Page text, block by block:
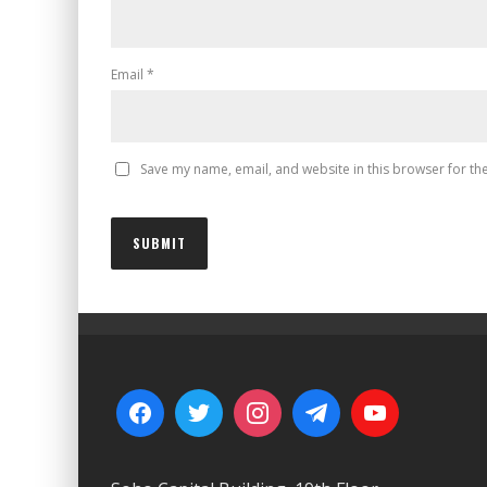
Email *
Save my name, email, and website in this browser for